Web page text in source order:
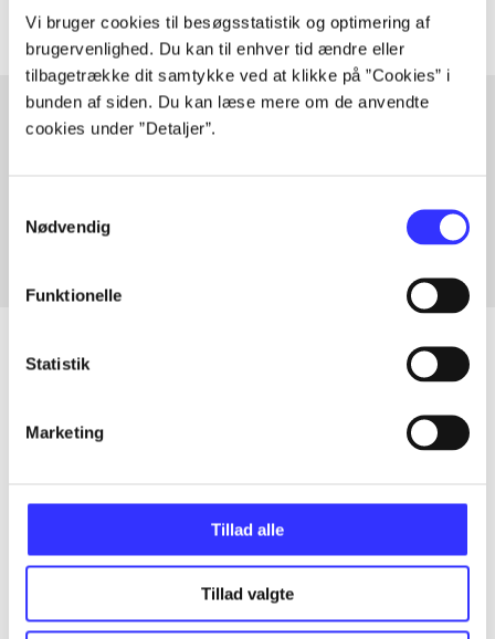
Vi bruger cookies til besøgsstatistik og optimering af
brugervenlighed. Du kan til enhver tid ændre eller
tilbagetrække dit samtykke ved at klikke på ”Cookies” i
bunden af siden. Du kan læse mere om de anvendte
cookies under ”Detaljer”.
Nødvendig
Funktionelle
Statistik
Marketing
Tillad alle
Tillad valgte
Alle registrerede artikler fordelt på udgivelser
...